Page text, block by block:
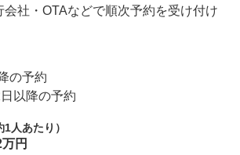
社・OTAなどで順次予約を受け付け
の予約
以降の予約
人あたり）
円